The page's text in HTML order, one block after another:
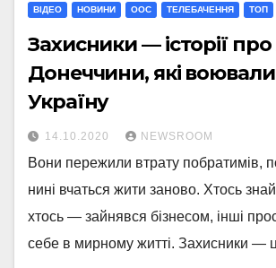
ВІДЕО НОВИНИ ООС ТЕЛЕБАЧЕННЯ ТОП
Захисники — історії
Донеччини, які
Україну
14.10.2020 NEWSROOM
Вони пережили втрату побратимів,
нині вчаться жити заново. Хтось
хтось — зайнявся бізнесом, інші
себе в мирному житті. Захисники —